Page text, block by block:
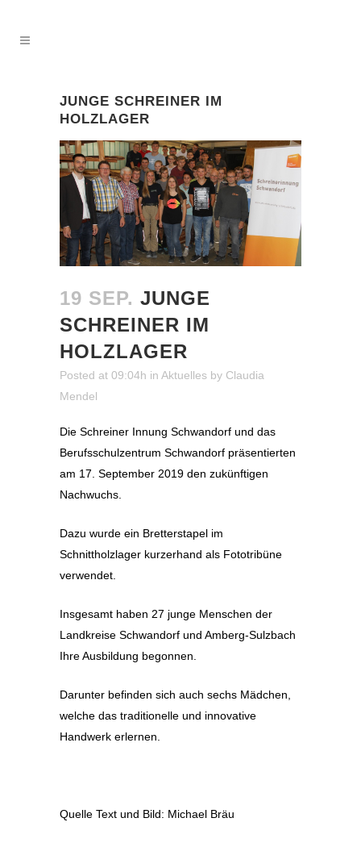
JUNGE SCHREINER IM
HOLZLAGER
19 SEP. JUNGE
SCHREINER IM
HOLZLAGER
Posted at 09:04h in Aktuelles by Claudia
Mendel
Die Schreiner Innung Schwandorf und das
Berufsschulzentrum Schwandorf präsentierten
am 17. September 2019 den zukünftigen
Nachwuchs.
Dazu wurde ein Bretterstapel im
Schnittholzlager kurzerhand als Fototribüne
verwendet.
Insgesamt haben 27 junge Menschen der
Landkreise Schwandorf und Amberg-Sulzbach
Ihre Ausbildung begonnen.
Darunter befinden sich auch sechs Mädchen,
welche das traditionelle und innovative
Handwerk erlernen.
Quelle Text und Bild: Michael Bräu